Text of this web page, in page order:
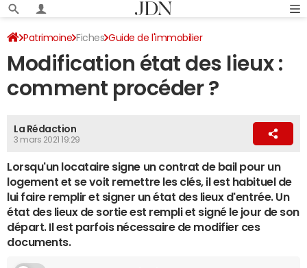
Patrimoine Fiches Guide de l'immobilier
Location immobilière
Modification état des lieux :
comment procéder ?
La Rédaction
3 mars 2021 19:29
Lorsqu'un locataire signe un contrat de bail pour un
logement et se voit remettre les clés, il est habituel de
lui faire remplir et signer un état des lieux d'entrée. Un
état des lieux de sortie est rempli et signé le jour de son
départ. Il est parfois nécessaire de modifier ces
documents.